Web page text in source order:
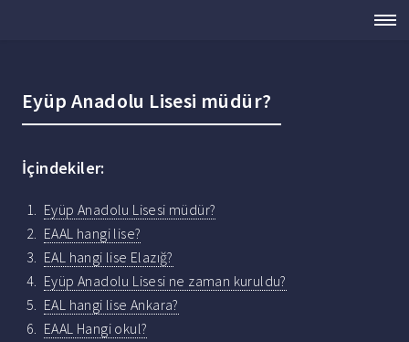
Eyüp Anadolu Lisesi müdür?
İçindekiler:
Eyüp Anadolu Lisesi müdür?
EAAL hangi lise?
EAL hangi lise Elazığ?
Eyüp Anadolu Lisesi ne zaman kuruldu?
EAL hangi lise Ankara?
EAAL Hangi okul?